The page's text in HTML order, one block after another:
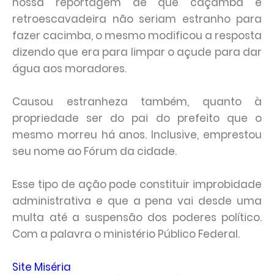
retroescavadeira não seriam estranho para
fazer cacimba, o mesmo modificou a resposta
dizendo que era para limpar o açude para dar
água aos moradores.
Causou estranheza também, quanto à
propriedade ser do pai do prefeito que o
mesmo morreu há anos. Inclusive, emprestou
seu nome ao Fórum da cidade.
Esse tipo de ação pode constituir improbidade
administrativa e que a pena vai desde uma
multa até a suspensão dos poderes político.
Com a palavra o ministério Público Federal.
Site Miséria